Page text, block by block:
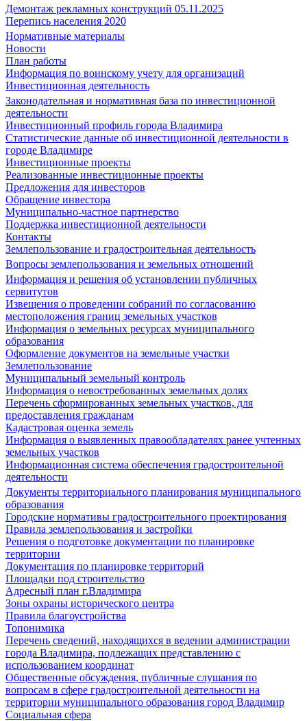
Демонтаж рекламных конструкций 05.11.2025
Перепись населения 2020
Нормативные материалы
Новости
План работы
Информация по воинскому учету для организаций
Инвестиционная деятельность
Законодательная и нормативная база по инвестиционной
деятельности
Инвестиционный профиль города Владимира
Статистические данные об инвестиционной деятельности в
городе Владимире
Инвестиционные проекты
Реализованные инвестиционные проекты
Предложения для инвесторов
Обращение инвестора
Муниципально-частное партнерство
Поддержка инвестиционной деятельности
Контакты
Землепользование и градостроительная деятельность
Вопросы землепользования и земельных отношений
Информация и решения об установлении публичных
сервитутов
Извещения о проведении собраний по согласованию
местоположения границ земельных участков
Информация о земельных ресурсах муниципального
образования
Оформление документов на земельные участки
Землепользование
Муниципальный земельный контроль
Информация о невостребованных земельных долях
Перечень сформированных земельных участков, для
предоставления гражданам
Кадастровая оценка земель
Информация о выявленных правообладателях ранее учтенных
земельных участков
Информационная система обеспечения градостроительной
деятельности
Документы территориального планирования муниципального
образования
Городские нормативы градостроительного проектирования
Правила землепользования и застройки
Решения о подготовке документации по планировке
территории
Документация по планировке территорий
Площадки под строительство
Адресный план г.Владимира
Зоны охраны исторического центра
Правила благоустройства
Топонимика
Перечень сведений, находящихся в ведении администрации
города Владимира, подлежащих представлению с
использованием координат
Общественные обсуждения, публичные слушания по
вопросам в сфере градостроительной деятельности на
территории муниципального образования город Владимир
Социальная сфера